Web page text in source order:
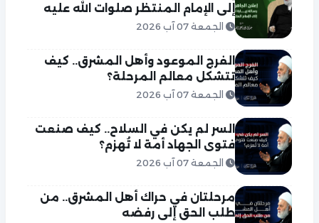
إلى الإمام المنتظر صلوات الله عليه
الجمعة 07 آب 2026
الفرج الموعود وأهل المشرق.. كيف
تتشكل معالم المرحلة؟
الجمعة 07 آب 2026
السر لم يكن في السلاح.. كيف صنعت
فتوى الجهاد أمة لا تُهزم؟
الجمعة 07 آب 2026
مرحلتان في حراك أهل المشرق.. من
طلب الحق إلى رفضه